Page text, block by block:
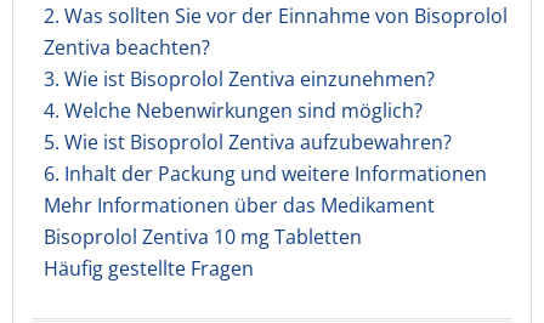
2. Was sollten Sie vor der Einnahme von Bisoprolol
Zentiva beachten?
3. Wie ist Bisoprolol Zentiva einzunehmen?
4. Welche Nebenwirkungen sind möglich?
5. Wie ist Bisoprolol Zentiva aufzubewahren?
6. Inhalt der Packung und weitere Informationen
Mehr Informationen über das Medikament
Bisoprolol Zentiva 10 mg Tabletten
Häufig gestellte Fragen